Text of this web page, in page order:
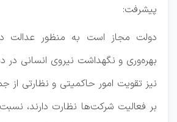
پیشرفت:
دولت مجاز است به‌ منظور عدالت
بهره‌وری و نگهداشت نیروی انسانی در
نیز تقویت امور حاکمیتی و نظارتی از
بر فعالیت شرکت‌ها نظارت دارند،